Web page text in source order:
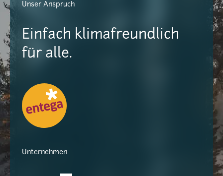
Unser Anspruch
Einfach klimafreundlich
für alle.
Unternehmen